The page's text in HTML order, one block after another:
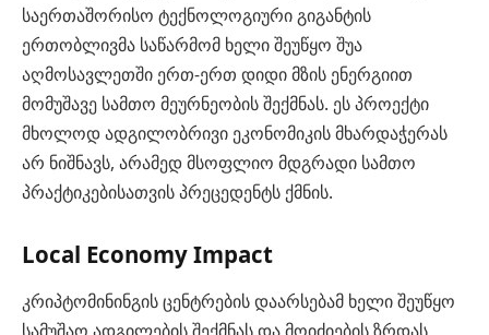
საერთაშორისო ტექნოლოგიური გიგანტის
ერთობლივმა საწარმომ ხელი შეუწყო შუა
აღმოსავლეთში ერთ-ერთ დიდი მზის ენერგიით
მომუშავე სამთო მეურნეობის შექმნას. ეს პროექტი
მხოლოდ ადგილობრივი ეკონომიკის მხარდაჭერას
არ ნიშნავს, არამედ მსოფლიო მდგრადი სამთო
პრაქტიკებისათვის პრეცედენტს ქმნის.
Local Economy Impact
კრიპტომინინგის ცენტრების დაარსებამ ხელი შეუწყო